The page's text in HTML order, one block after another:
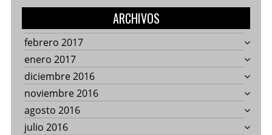
ARCHIVOS
febrero 2017
enero 2017
diciembre 2016
noviembre 2016
agosto 2016
julio 2016